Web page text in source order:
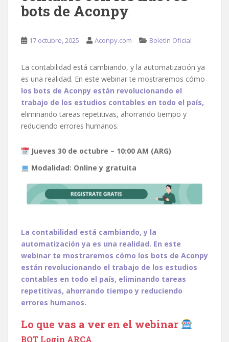
bots de Aconpy
17 octubre, 2025 Aconpy.com Boletín Oficial
La contabilidad está cambiando, y la automatización ya
es una realidad. En este webinar te mostraremos cómo
los bots de Aconpy están revolucionando el
trabajo de los estudios contables en todo el país,
eliminando tareas repetitivas, ahorrando tiempo y
reduciendo errores humanos.
Jueves 30 de octubre – 10:00 AM (ARG)
Modalidad: Online y gratuita
La contabilidad está cambiando, y la
automatización ya es una realidad. En este
webinar te mostraremos cómo los bots de Aconpy
están revolucionando el trabajo de los estudios
contables en todo el país, eliminando tareas
repetitivas, ahorrando tiempo y reduciendo
errores humanos.
Lo que vas a ver en el webinar
BOT Login ARCA